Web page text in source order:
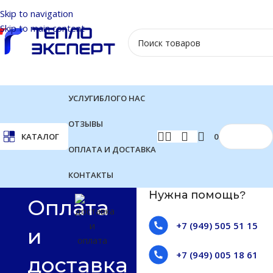
Skip to navigation
Skip to main content
КАТАЛОГ
УСЛУГИБЛОГО НАС
ОТЗЫВЫ
ОПЛАТА И ДОСТАВКА
КОНТАКТЫ
0
Оплата
и
доставка
Нужна помощь?
+7 (949) 505 51 15
+7 (949) 005 18 61